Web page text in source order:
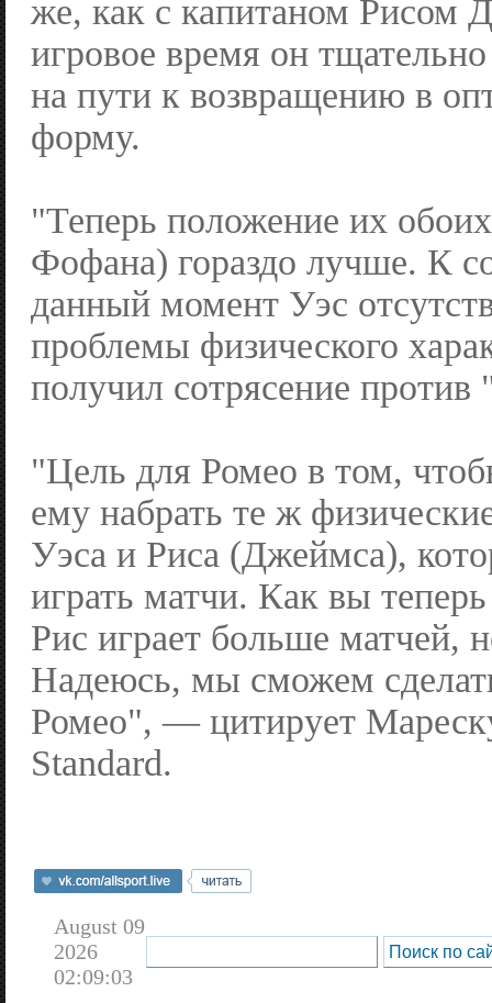
же, как с капитаном Рисом
игровое время он
на пути к возвращению в
форму.
"Теперь положение их
Фофана) гораздо лучше. К
данный момент Уэс
проблемы физического
получил сотрясение
"Цель для Ромео в том,
ему набрать те ж
Уэса и Риса (Джеймса),
играть матчи. Как вы
Рис играет больше матчей,
Надеюсь, мы сможем
Ромео", — цитирует
Standard.
August 09
2026
02:09:03